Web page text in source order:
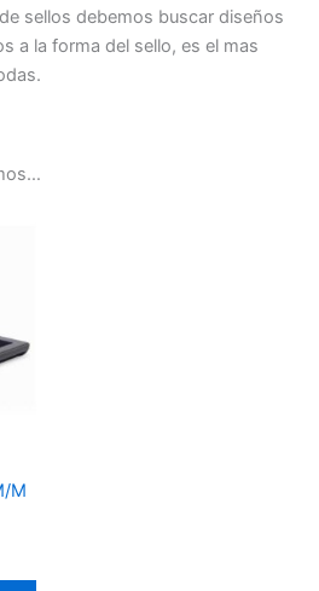
sellos debemos buscar diseños
a la forma del sello, es el mas
M